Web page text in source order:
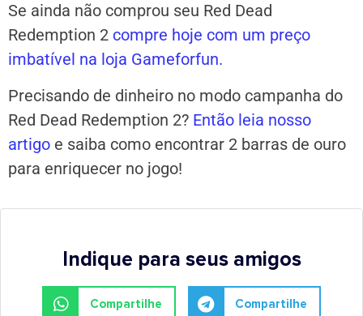
Se ainda não comprou seu Red Dead
Redemption 2 compre hoje com um preço
imbatível na loja Gameforfun.
Precisando de dinheiro no modo campanha do
Red Dead Redemption 2? Então leia nosso
artigo e saiba como encontrar 2 barras de ouro
para enriquecer no jogo!
Indique para seus amigos
Compartilhe Compartilhe